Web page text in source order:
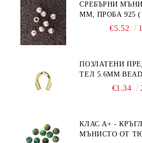
СРЕБЪРНИ
€5.52
ПОЗЛАТЕНИ
ТЕЛ 5.6ММ
€1.34
КЛАС А+ -
МЪНИСТО ОТ